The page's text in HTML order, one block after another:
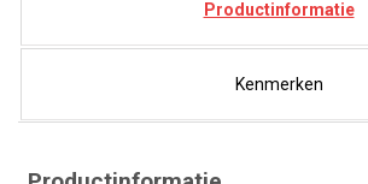
Productinformatie
Kenmerken